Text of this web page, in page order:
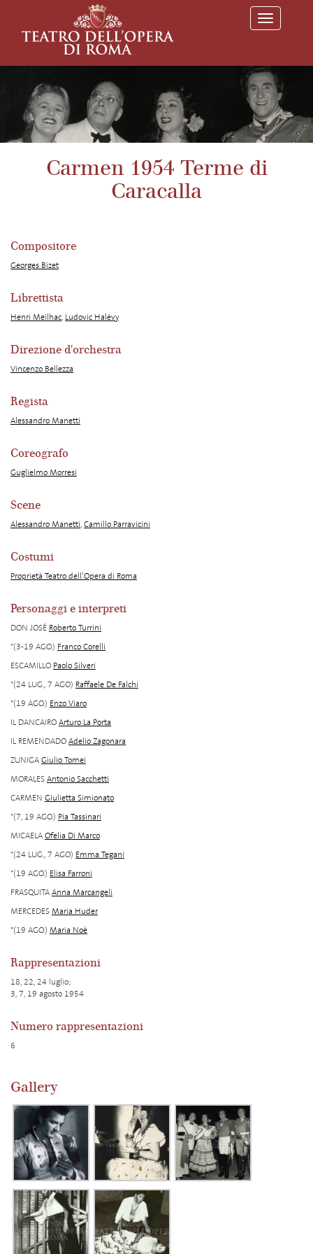
T
o
l
e
n
a
v
i
g
t
i
Carmen 1954 Terme di
Caracalla
Compositore
Georges Bizet
Librettista
Henri Meilhac, Ludovic Halévy
Direzione d'orchestra
Vincenzo Bellezza
Regista
Alessandro Manetti
Coreografo
Guglielmo Morresi
Scene
Alessandro Manetti,Camillo Parravicini
Costumi
Proprietà Teatro dell’Opera di Roma
Personaggi e interpreti
DON JOSÉ Roberto Turrini
*(3-19 AGO.) Franco Corelli
ESCAMILLO Paolo Silveri
*(24 LUG., 7 AGO) Raffaele De Falchi
*(19 AGO.) Enzo Viaro
IL DANCAIROArturo La Porta
IL REMENDADOAdelio Zagonara
ZUNIGAGiulio Tomei
MORALESAntonio Sacchetti
CARMEN Giulietta Simionato
*(7, 19 AGO.) Pia Tassinari
MICAELAOfelia Di Marco
*(24 LUG., 7 AGO) Emma Tegani
*(19 AGO.) Elisa Farroni
FRASQUITAAnna Marcangeli
MERCEDESMaria Huder
*(19 AGO.) Maria Noè
Rappresentazioni
18, 22, 24 luglio;
3, 7, 19 agosto 1954
Numero rappresentazioni
6
Gallery